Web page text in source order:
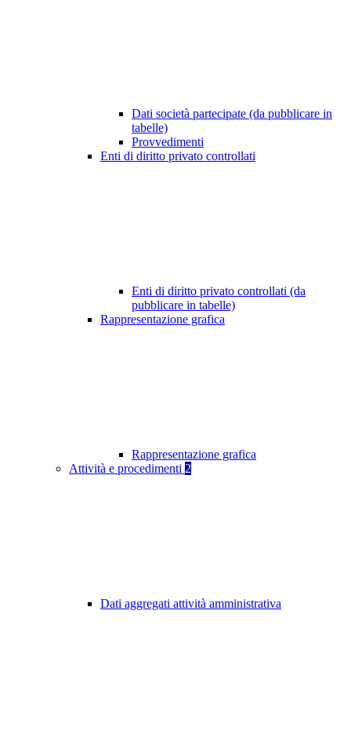
Dati società partecipate (da pubblicare in
tabelle)
Provvedimenti
Enti di diritto privato controllati
Enti di diritto privato controllati (da
pubblicare in tabelle)
Rappresentazione grafica
Rappresentazione grafica
Attività e procedimenti 2
Dati aggregati attività amministrativa